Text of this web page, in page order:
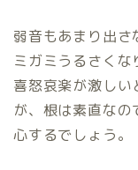
弱音もあまり出
ミガミうるさくな
喜怒哀楽が激し
が、根は素直な
心するでしょう。